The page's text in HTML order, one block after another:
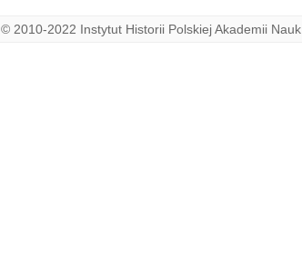
© 2010-2022 Instytut Historii Polskiej Akademii Nauk